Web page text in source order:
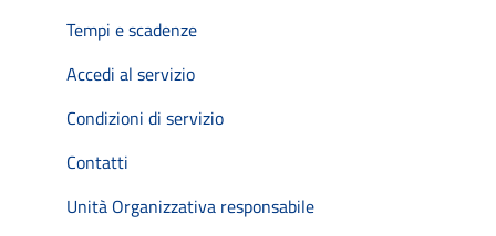
Tempi e scadenze
Accedi al servizio
Condizioni di servizio
Contatti
Unità Organizzativa responsabile